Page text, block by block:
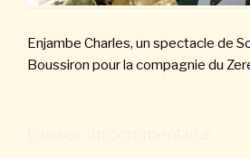
Enjambe Charles, un spectacle de
Boussiron pour la compagnie du